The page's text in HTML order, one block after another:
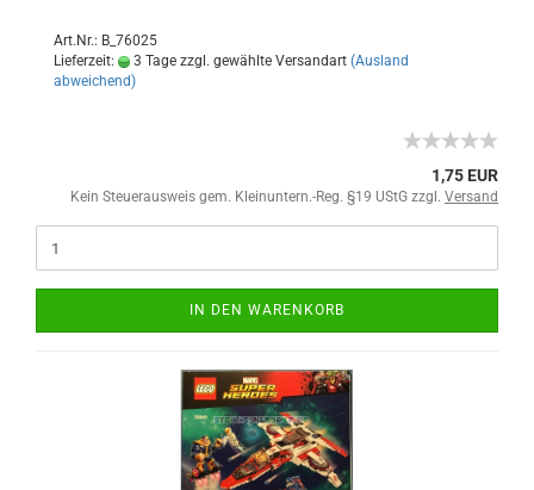
Art.Nr.: B_76025
Lieferzeit:
3 Tage zzgl. gewählte Versandart (Ausland
abweichend)
1,75 EUR
Kein Steuerausweis gem. Kleinuntern.-Reg. §19 UStG zzgl. Versand
IN DEN WARENKORB